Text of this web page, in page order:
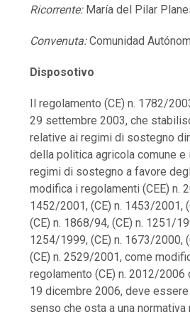
Ricorrente:María del Pilar
Convenuta:Comunidad
Disposotivo
Il regolamento (CE) n. 1782/
29 settembre 2003, che
relative ai regimi di sostegno
della politica agricola comune
regimi di sostegno a favore
modifica i regolamenti (CEE) n.
1452/2001, (CE) n. 1453/2001,
(CE) n. 1868/94, (CE) n. 1251/
1254/1999, (CE) n. 1673/2000,
(CE) n. 2529/2001, come
regolamento (CE) n. 2012/2006
19 dicembre 2006, deve
senso che osta a una normativa